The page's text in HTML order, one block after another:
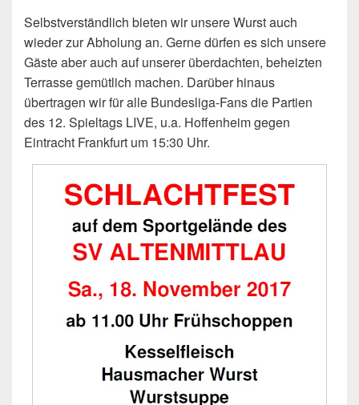
Selbstverständlich bieten wir unsere Wurst auch
wieder zur Abholung an. Gerne dürfen es sich unsere
Gäste aber auch auf unserer überdachten, beheizten
Terrasse gemütlich machen. Darüber hinaus
übertragen wir für alle Bundesliga-Fans die Partien
des 12. Spieltags LIVE, u.a. Hoffenheim gegen
Eintracht Frankfurt um 15:30 Uhr.